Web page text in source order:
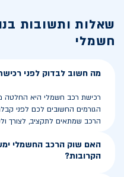
שאלות ותשובות
חשמלי
מה חשוב לבדוק לפני
רכישת רכב חשמלי היא החלטה
הגורמים החשובים לכם לפני
הרכב שמתאים לתקציב, לצורך
האם שוק הרכב החשמלי
הקרובות?